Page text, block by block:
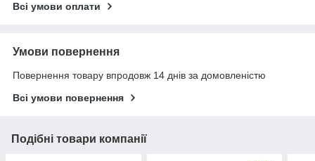
Всі умови оплати
Умови повернення
Повернення товару впродовж 14 днів за домовленістю
Всі умови повернення
Подібні товари компанії